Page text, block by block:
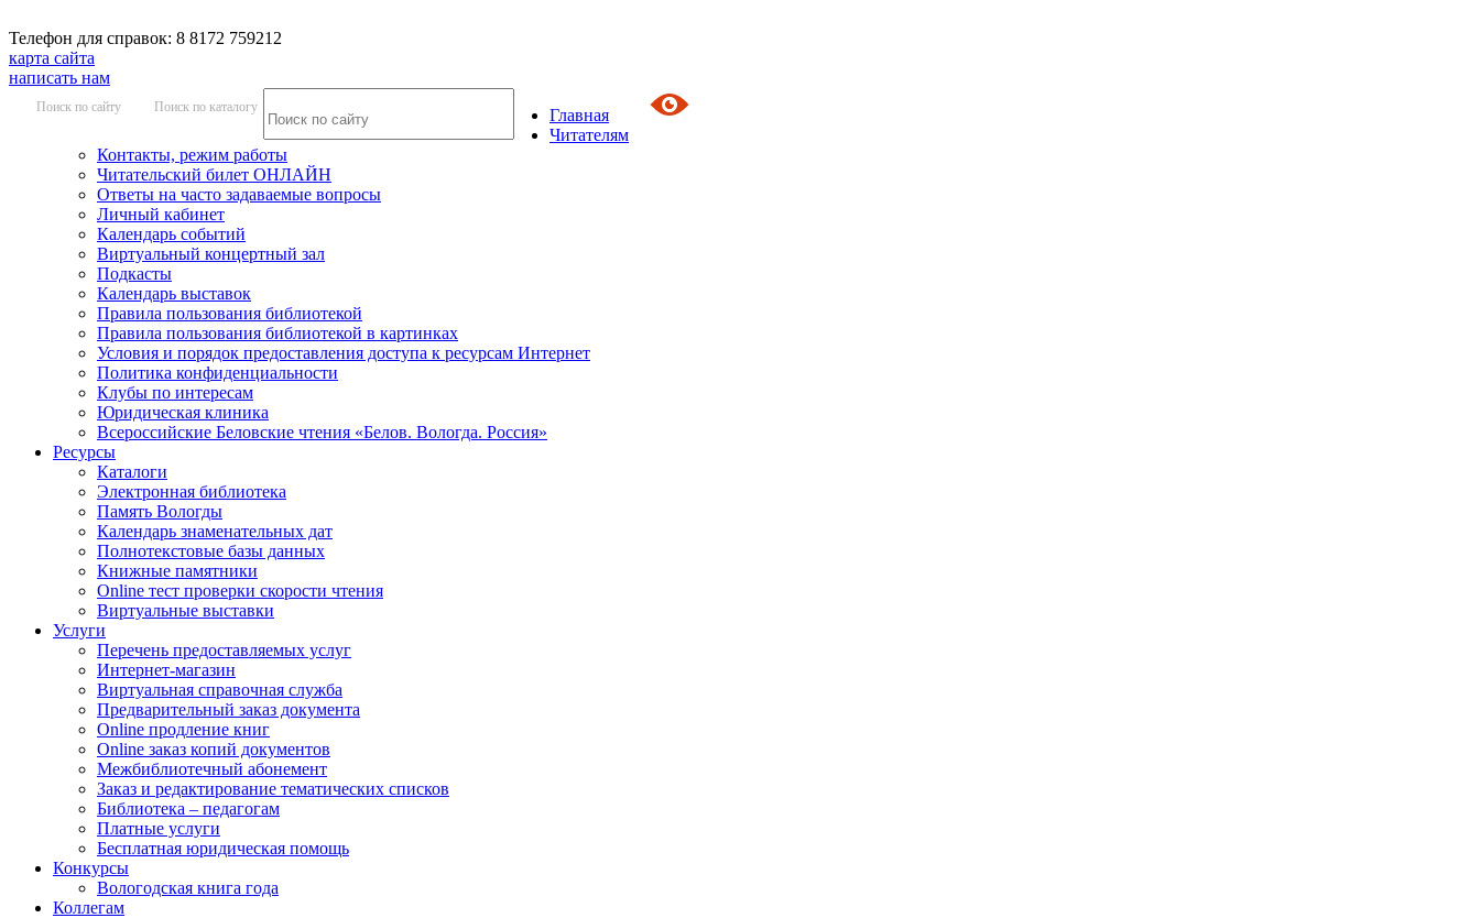
Телефон для справок: 8 8172 759212
карта сайта
написать нам
Поиск по сайту Поиск по каталогу
Главная
Читателям
Контакты, режим работы
Читательский билет ОНЛАЙН
Ответы на часто задаваемые вопросы
Личный кабинет
Календарь событий
Виртуальный концертный зал
Подкасты
Календарь выставок
Правила пользования библиотекой
Правила пользования библиотекой в картинках
Условия и порядок предоставления доступа к ресурсам Интернет
Политика конфиденциальности
Клубы по интересам
Юридическая клиника
Всероссийские Беловские чтения «Белов. Вологда. Россия»
Ресурсы
Каталоги
Электронная библиотека
Память Вологды
Календарь знаменательных дат
Полнотекстовые базы данных
Книжные памятники
Online тест проверки скорости чтения
Виртуальные выставки
Услуги
Перечень предоставляемых услуг
Интернет-магазин
Виртуальная справочная служба
Предварительный заказ документа
Online продление книг
Online заказ копий документов
Межбиблиотечный абонемент
Заказ и редактирование тематических списков
Библиотека – педагогам
Платные услуги
Бесплатная юридическая помощь
Конкурсы
Вологодская книга года
Коллегам